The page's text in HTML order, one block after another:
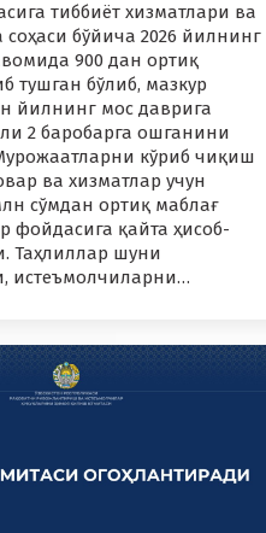
тиббиёт хизматлари ва
бўйича 2026 йилнинг
900 дан ортиқ
тушган бўлиб, мазкур
йилнинг мос даврига
2 баробарга ошганини
кўриб чиқиш
ва хизматлар учун
сўмдан ортиқ маблағ
фойдасига қайта ҳисоб-
Таҳлиллар шуни
истеъмолчиларни…